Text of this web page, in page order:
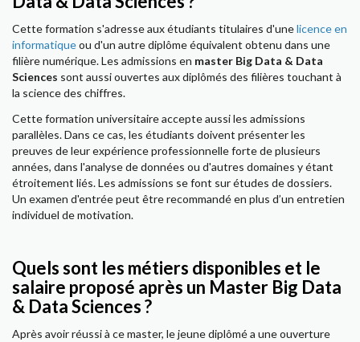
Cette formation s'adresse aux étudiants titulaires d'unelicence en
informatiqueou d'un autre diplôme équivalent obtenu dans une
filière numérique. Les admissions en master Big Data & Data
Sciences sont aussi ouvertes aux diplômés des filières touchant à
la science des chiffres.
Cette formation universitaire accepte aussi les admissions
parallèles. Dans ce cas, les étudiants doivent présenter les
preuves de leur expérience professionnelle forte de plusieurs
années, dans l'analyse de données ou d'autres domaines y étant
étroitement liés. Les admissions se font sur études de dossiers.
Un examen d'entrée peut être recommandé en plus d’un entretien
individuel de motivation.
Quels sont les métiers disponibles et le
salaire proposé après un Master Big Data
& Data Sciences ?
Après avoir réussi à ce master, le jeune diplômé a une ouverture